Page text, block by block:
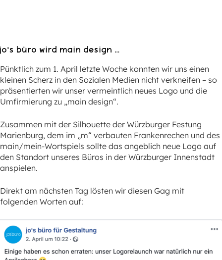
jo’s büro wird main design …
Pünktlich zum 1. April letzte Woche konnten wir uns einen
kleinen Scherz in den Sozialen Medien nicht verkneifen – so
präsentierten wir unser vermeintlich neues Logo und die
Umfirmierung zu „main design“.
Zusammen mit der Silhouette der Würzburger Festung
Marienburg, dem im „m“ verbauten Frankenrechen und des
main/mein-Wortspiels sollte das angeblich neue Logo auf
den Standort unseres Büros in der Würzburger Innenstadt
anspielen.
Direkt am nächsten Tag lösten wir diesen Gag mit
folgenden Worten auf: